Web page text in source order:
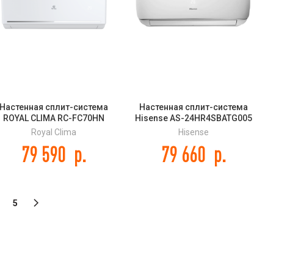
Настенная сплит-система
ROYAL CLIMA RC-FC70HN
FELICITA
Royal Clima
79 590 р.
Настенная сплит-система
Hisense AS-24HR4SBATG005
NEO Premium Classic A
Hisense
79 660 р.
5